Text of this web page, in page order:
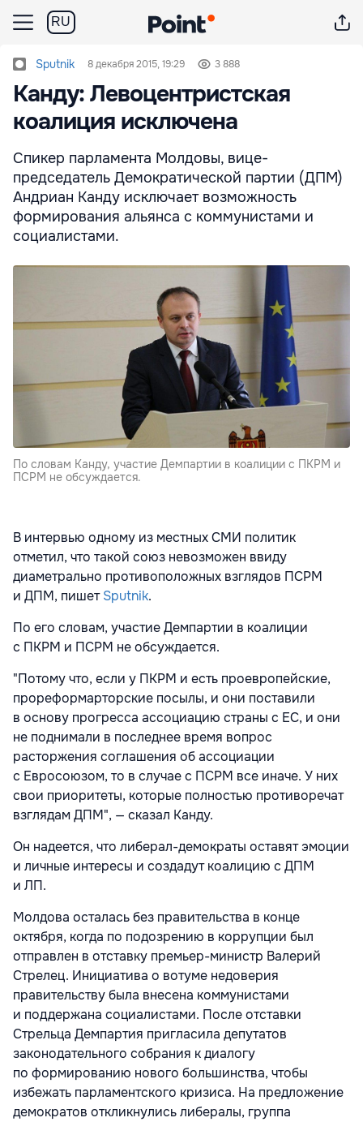
RU
Sputnik 8 декабря 2015, 19:29 3 888
Канду: Левоцентристская
коалиция исключена
Спикер парламента Молдовы, вице-
председатель Демократической партии (ДПМ)
Андриан Канду исключает возможность
формирования альянса с коммунистами и
социалистами.
По словам Канду, участие Демпартии в коалиции с ПКРМ и
ПСРМ не обсуждается.
В интервью одному из местных СМИ политик
отметил, что такой союз невозможен ввиду
диаметрально противоположных взглядов ПСРМ
и ДПМ, пишетSputnik.
По его словам, участие Демпартии в коалиции
с ПКРМ и ПСРМ не обсуждается.
"Потому что, если у ПКРМ и есть проевропейские,
прореформарторские посылы, и они поставили
в основу прогресса ассоциацию страны с ЕС, и они
не поднимали в последнее время вопрос
расторжения соглашения об ассоциации
с Евросоюзом, то в случае с ПСРМ все иначе. У них
свои приоритеты, которые полностью противоречат
взглядам ДПМ", — сказал Канду.
Он надеется, что либерал-демократы оставят эмоции
и личные интересы и создадут коалицию с ДПМ
и ЛП.
Молдова осталась без правительства в конце
октября, когда по подозрению в коррупции был
отправлен в отставку премьер-министр Валерий
Стрелец. Инициатива о вотуме недоверия
правительству была внесена коммунистами
и поддержана социалистами. После отставки
Стрельца Демпартия пригласила депутатов
законодательного собрания к диалогу
по формированию нового большинства, чтобы
избежать парламентского кризиса. На предложение
демократов откликнулись либералы, группа